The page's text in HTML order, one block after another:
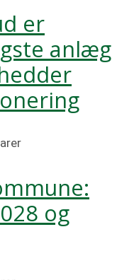
er
anlæg
og